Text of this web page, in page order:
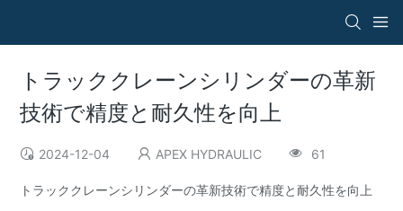
トラッククレーンシリンダーの革新
技術で精度と耐久性を向上
2024-12-04 APEX HYDRAULIC 61
トラッククレーンシリンダーの革新技術で精度と耐久性を向上